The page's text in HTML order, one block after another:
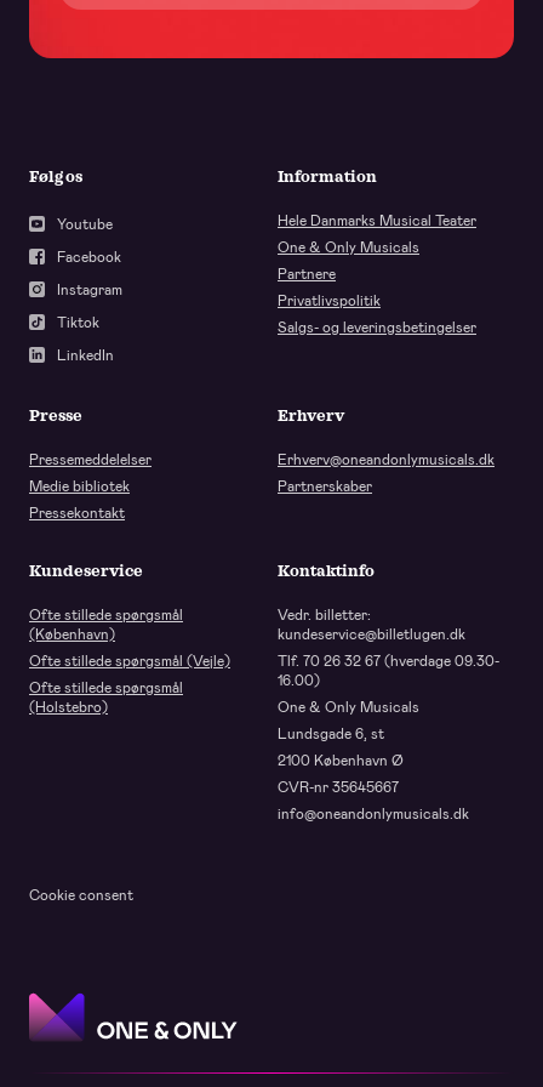
Følg os
Youtube
Facebook
Instagram
Tiktok
LinkedIn
Information
Hele Danmarks Musical Teater
One & Only Musicals
Partnere
Privatlivspolitik
Salgs- og leveringsbetingelser
Presse
Pressemeddelelser
Medie bibliotek
Pressekontakt
Erhverv
Erhverv@oneandonlymusicals.dk
Partnerskaber
Kundeservice
Ofte stillede spørgsmål
(København)
Ofte stillede spørgsmål (Vejle)
Ofte stillede spørgsmål
(Holstebro)
Kontaktinfo
Vedr. billetter:
kundeservice@billetlugen.dk
Tlf. 70 26 32 67 (hverdage 09.30-
16.00)
One & Only Musicals
Lundsgade 6, st
2100 København Ø
CVR-nr 35645667
info@oneandonlymusicals.dk
Cookie consent